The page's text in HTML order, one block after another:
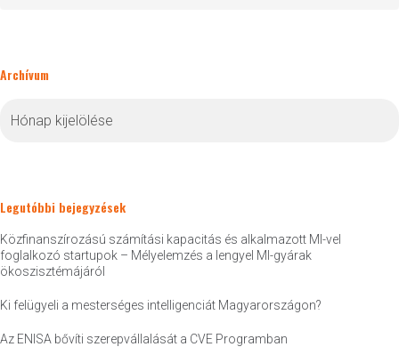
Archívum
Legutóbbi bejegyzések
Közfinanszírozású számítási kapacitás és alkalmazott MI-vel
foglalkozó startupok – Mélyelemzés a lengyel MI-gyárak
ökoszisztémájáról
Ki felügyeli a mesterséges intelligenciát Magyarországon?
Az ENISA bővíti szerepvállalását a CVE Programban